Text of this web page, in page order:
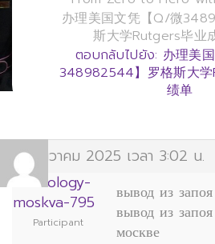
Rutgers
单
วิทยาลัยการจัดการอุตสาห
มหาวิทยาลัยราชภัฏ
办理美国文凭【Q/微
斯大学Rutgers毕业
ตอบกลับไปยัง: 办理美
348982544】罗格斯大
绩单
3 ธันวาคม 2025 เวลา 3:02 น.
narcology-
moskva-795
Participant
вывод из
вывод из
москве